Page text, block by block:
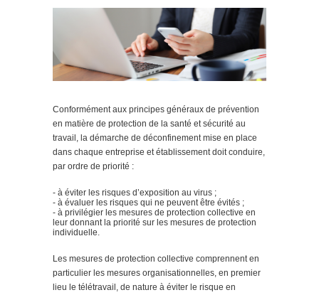
Conformément aux principes généraux de prévention
en matière de protection de la santé et sécurité au
travail, la démarche de déconfinement mise en place
dans chaque entreprise et établissement doit conduire,
par ordre de priorité :
- à éviter les risques d’exposition au virus ;
- à évaluer les risques qui ne peuvent être évités ;
- à privilégier les mesures de protection collective en
leur donnant la priorité sur les mesures de protection
individuelle.
Les mesures de protection collective comprennent en
particulier les mesures organisationnelles, en premier
lieu le télétravail, de nature à éviter le risque en